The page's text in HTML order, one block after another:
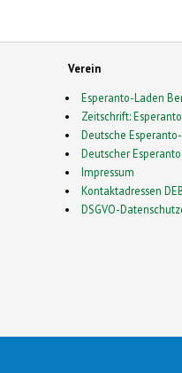
Verein
Esperanto-Laden
Zeitschrift:
Deutsche
Deutscher
Impressum
Kontaktadressen
DSGVO-
Source Community by